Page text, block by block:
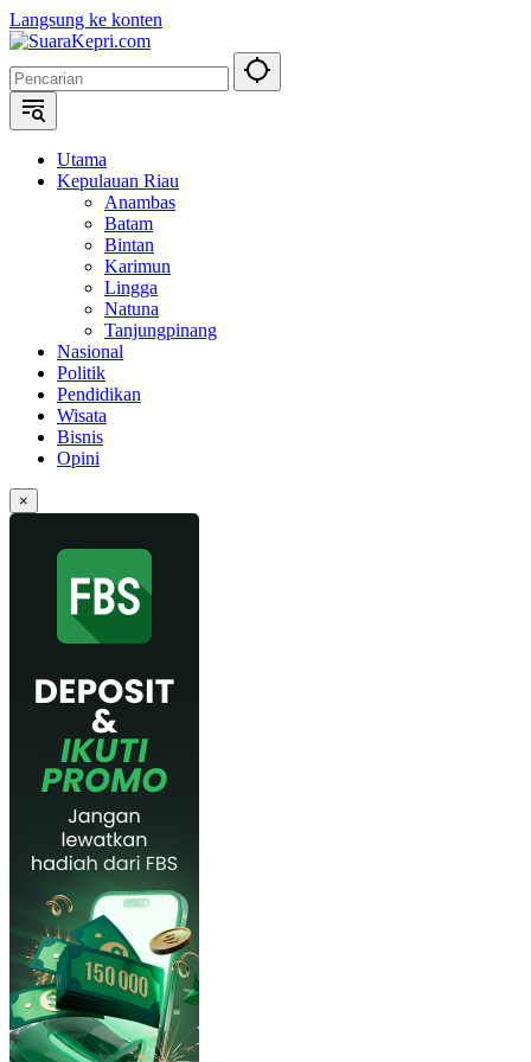
Langsung ke konten
Utama
Kepulauan Riau
Anambas
Batam
Bintan
Karimun
Lingga
Natuna
Tanjungpinang
Nasional
Politik
Pendidikan
Wisata
Bisnis
Opini
×